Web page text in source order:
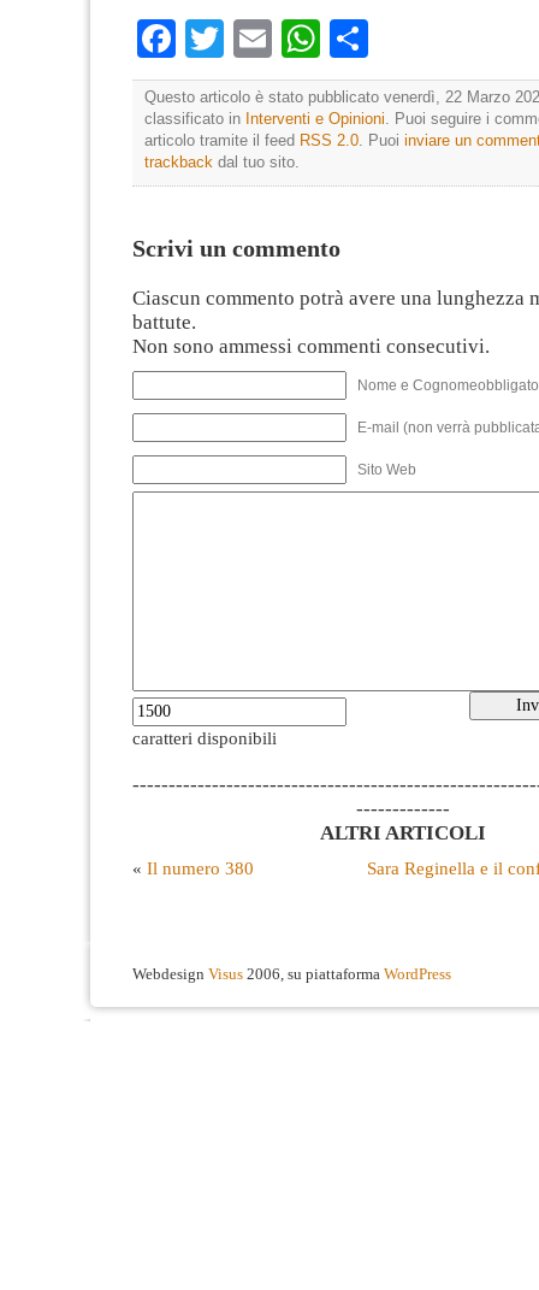
Facebook
TwitterEmailWhatsApp
Questo articolo è stato pubblicato venerdì, 22 Marzo
classificato in Interventi e Opinioni . Puoi seguire i
articolo tramite il feed RSS 2.0 . Puoi inviare un
trackback dal tuo sito.
Scrivi un commento
Ciascun commento potrà avere una lunghezza
battute.
Non sono ammessi commenti consecutivi.
Nome e
E-mail (non verrà
Sito Web
caratteri disponibili
-------------
ALTRI ARTICOLI
« Il numero 380 Sara Reginella e il
Webdesign Visus 2006, su piattaforma WordPress